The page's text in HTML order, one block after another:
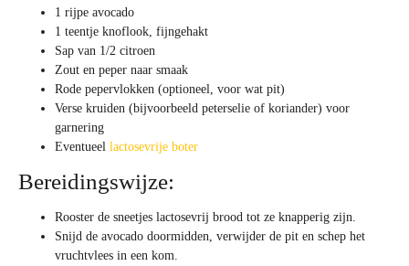
1 rijpe avocado
1 teentje knoflook, fijngehakt
Sap van 1/2 citroen
Zout en peper naar smaak
Rode pepervlokken (optioneel, voor wat pit)
Verse kruiden (bijvoorbeeld peterselie of koriander) voor
garnering
Eventueel lactosevrije boter
Bereidingswijze:
Rooster de sneetjes lactosevrij brood tot ze knapperig zijn.
Snijd de avocado doormidden, verwijder de pit en schep het
vruchtvlees in een kom.